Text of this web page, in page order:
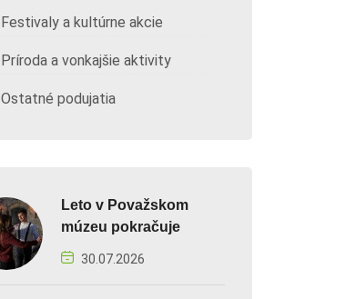
Festivaly a kultúrne akcie
Príroda a vonkajšie aktivity
Ostatné podujatia
Leto v Považskom
múzeu pokračuje
30.07.2026